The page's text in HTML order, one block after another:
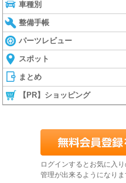
車種別
整備手帳
パーツレビュー
スポット
まとめ
【PR】ショッピング
ログインするとお気に入
管理が出来るようになりま